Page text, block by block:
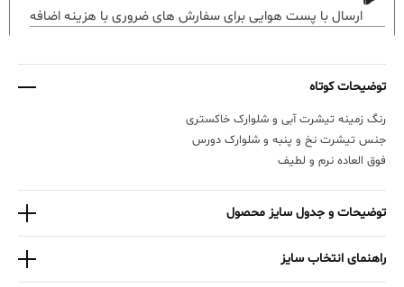
ارسال با پست هوایی برای سفارش های ضروری با هزینه اضافه
توضیحات کوتاه
رنگ زمینه تیشرت آبی و‌ شلوارک خاکستری
جنس تیشرت نخ و پنبه و شلوارک دورس
فوق العاده نرم و لطیف
توضیحات و جدول سایز محصول
راهنمای انتخاب سایز